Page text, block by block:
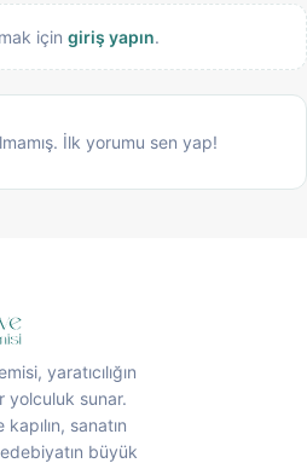
için giriş yapın.
İlk yorumu sen yap!
yaratıcılığın
yolculuk sunar.
sanatın
büyük